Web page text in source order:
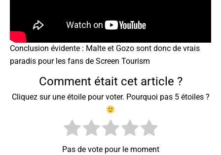
Conclusion évidente : Malte et Gozo sont donc de vrais
paradis pour les fans de Screen Tourism
Comment était cet article ?
Cliquez sur une étoile pour voter. Pourquoi pas 5 étoiles ?
Pas de vote pour le moment